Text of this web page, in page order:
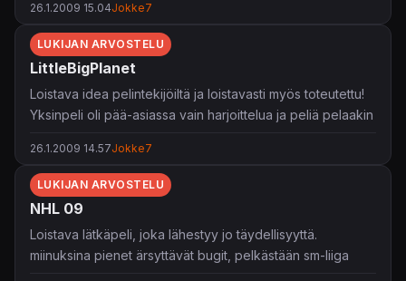
Kontrollit toimivat äärimmäisen hyvin. Grafiikkakin puree ja
homma vaikuttaakin jo oikealta skeittaamiselta. Itseäni
harmittaa turha pätkiminen, esimerkiksi kun skeitillä
mennään lujaa, tai käännytään nopeasti. Varsinkin netissä
lagiminen on anteeksiantamatonta.
26.1.2009 15.04Jokke7
LUKIJAN ARVOSTELU
LittleBigPlanet
Loistava idea pelintekijöiltä ja loistavasti myös toteutettu!
Yksinpeli oli pää-asiassa vain harjoittelua ja peliä pelaakin
Kenttäeditoria on äärimmäisen hauska käyttää, ja netissä
muiden tekemät kentätkin osoittautuvat erittäin hyviksi.
Tätä siis kahden ensimmäisen kuukauden ajan...
Tämän jälkeen, kun pelissä on jäljellä enään netistä
löytyvät maat ja maksulliset puvut storesta, on peli-ilo
26.1.2009 14.57Jokke7
LUKIJAN ARVOSTELU
NHL 09
Loistava lätkäpeli, joka lähestyy jo täydellisyyttä.
miinuksina pienet ärsyttävät bugit, pelkästään sm-liiga